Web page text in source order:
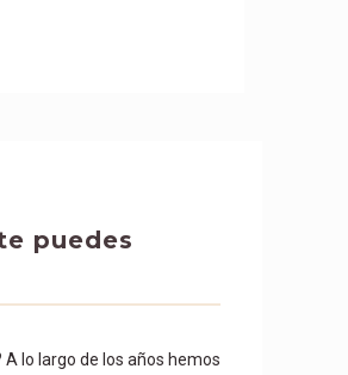
puedes
lo largo de los años hemos